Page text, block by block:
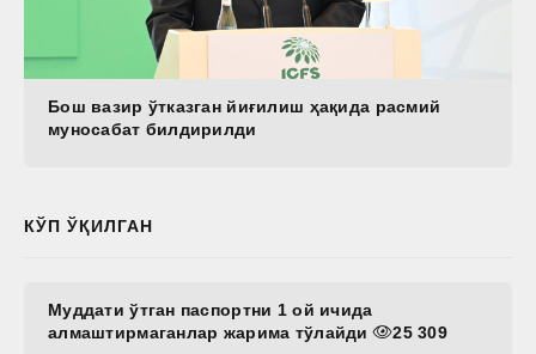
Бош вазир ўтказган йиғилиш ҳақида расмий
муносабат билдирилди
КЎП ЎҚИЛГАН
Муддати ўтган паспортни 1 ой ичида
алмаштирмаганлар жарима тўлайди
25 309